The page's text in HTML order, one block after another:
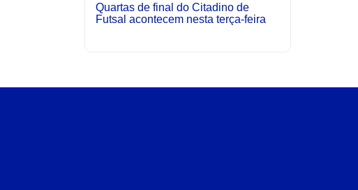
Quartas de final do Citadino de
Futsal acontecem nesta terça-feira